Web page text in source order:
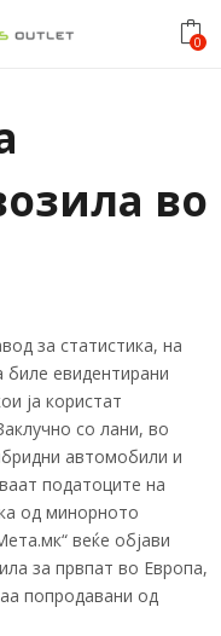
0
во
за статистика, на
биле евидентирани
ја користат
со лани, во
автомобили и
податоците на
од минорното
веќе објави
за првпат во Европа,
попродавани од